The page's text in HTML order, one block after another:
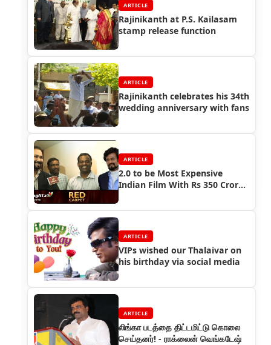
ARTICLE
Rajinikanth at P.S. Kailasam
stamp release function
ARTICLE
Rajinikanth celebrates his 34th
wedding anniversary with fans
ARTICLE
2.0 to be Most Expensive
Indian Film With Rs 350 Crore
ARTICLE
VIPs wished our Thalaivar on
his birthday via social media
ARTICLE
லிங்கா படத்தை திட்டமிட்டு கொலை
செய்தனர்! - ராக்லைன் வெங்கடேஷ்